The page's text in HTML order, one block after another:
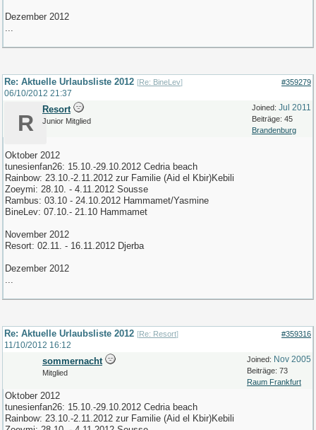
Dezember 2012
...
Re: Aktuelle Urlaubsliste 2012 [Re: BineLev] #359279
06/10/2012 21:37
Joined: Jul 2011
Beiträge: 45
Brandenburg
R
Resort
Junior Mitglied
Oktober 2012
tunesienfan26: 15.10.-29.10.2012 Cedria beach
Rainbow: 23.10.-2.11.2012 zur Familie (Aid el Kbir)Kebili
Zoeymi: 28.10. - 4.11.2012 Sousse
Rambus: 03.10 - 24.10.2012 Hammamet/Yasmine
BineLev: 07.10.- 21.10 Hammamet
November 2012
Resort: 02.11. - 16.11.2012 Djerba
Dezember 2012
...
Re: Aktuelle Urlaubsliste 2012 [Re: Resort] #359316
11/10/2012 16:12
Joined: Nov 2005
Beiträge: 73
Raum Frankfurt
sommernacht
Mitglied
Oktober 2012
tunesienfan26: 15.10.-29.10.2012 Cedria beach
Rainbow: 23.10.-2.11.2012 zur Familie (Aid el Kbir)Kebili